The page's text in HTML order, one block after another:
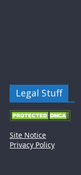
Legal Stuff
Site Notice
Privacy Policy